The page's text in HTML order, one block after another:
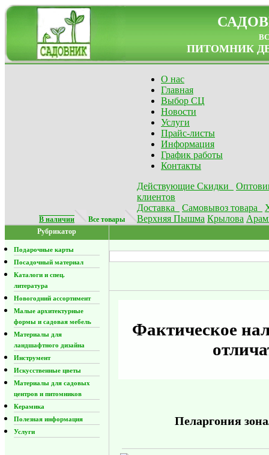
ПИТОМНИК
В наличии Все товары
О нас
Главная
Выбор СЦ
Новости
Услуги
Прайс-листы
Информация
График работы
Контакты
Действующие Скидки
клиентов
Доставка
Самовывоз товара
Верхняя Пышма Крылова
Рубрикатор
Подарочные карты
Посадочный материал
Каталоги и спец.
литература
Новогодний ассортимент
Малые архитектурные
формы и садовая мебель
Материалы для
ландшафтного дизайна
Инструмент
Искусственные цветы
Материалы для садовых
центров и питомников
Керамика
Полезная информация
Услуги
Фактическое
Пеларгония